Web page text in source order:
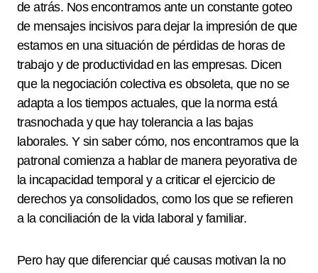
de atrás. Nos encontramos ante un constante goteo
de mensajes incisivos para dejar la impresión de que
estamos en una situación de pérdidas de horas de
trabajo y de productividad en las empresas. Dicen
que la negociación colectiva es obsoleta, que no se
adapta a los tiempos actuales, que la norma está
trasnochada y que hay tolerancia a las bajas
laborales. Y sin saber cómo, nos encontramos que la
patronal comienza a hablar de manera peyorativa de
la incapacidad temporal y a criticar el ejercicio de
derechos ya consolidados, como los que se refieren
a la conciliación de la vida laboral y familiar.
Pero hay que diferenciar qué causas motivan la no